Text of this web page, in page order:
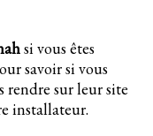
si vous êtes
savoir si vous
rendre sur leur site
installateur.